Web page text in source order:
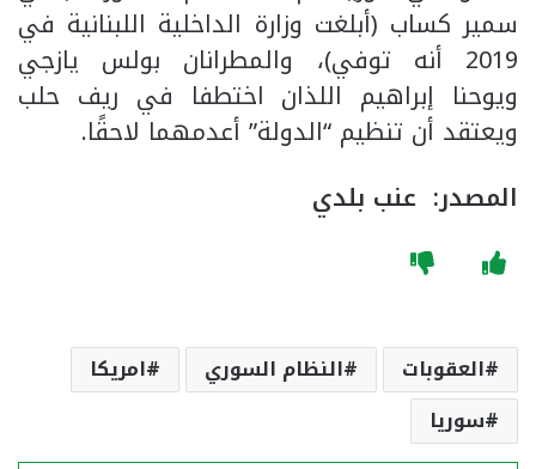
سمير كساب (أبلغت وزارة الداخلية اللبنانية في
2019 أنه توفي)، والمطرانان بولس يازجي
ويوحنا إبراهيم اللذان اختطفا في ريف حلب
ويعتقد أن تنظيم “الدولة” أعدمهما لاحقًا.
المصدر: عنب بلدي
العقوبات النظام السوري
امريكا
سوريا